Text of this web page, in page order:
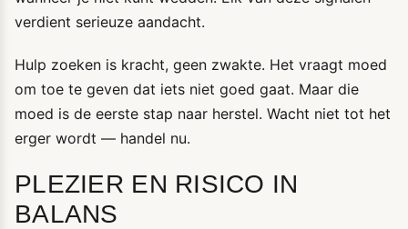
verdient serieuze aandacht.
Hulp zoeken is kracht, geen zwakte. Het vraagt moed
om toe te geven dat iets niet goed gaat. Maar die
moed is de eerste stap naar herstel. Wacht niet tot het
erger wordt — handel nu.
PLEZIER EN RISICO IN
BALANS